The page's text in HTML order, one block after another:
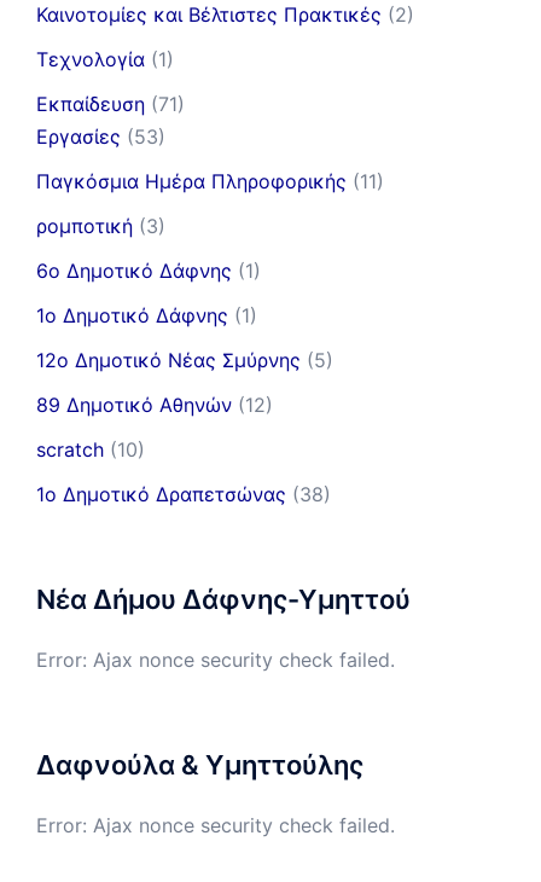
Καινοτομίες και Βέλτιστες Πρακτικές (2)
Τεχνολογία (1)
Εκπαίδευση (71)
Εργασίες (53)
Παγκόσμια Ημέρα Πληροφορικής (11)
ρομποτική (3)
6ο Δημοτικό Δάφνης (1)
1ο Δημοτικό Δάφνης (1)
12ο Δημοτικό Νέας Σμύρνης (5)
89 Δημοτικό Αθηνών (12)
scratch (10)
1ο Δημοτικό Δραπετσώνας (38)
Νέα Δήμου Δάφνης-Υμηττού
Error: Ajax nonce security check failed.
Δαφνούλα & Υμηττούλης
Error: Ajax nonce security check failed.